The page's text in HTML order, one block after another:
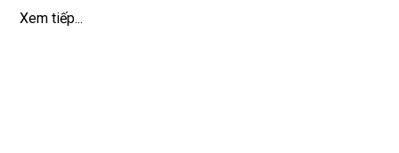
Xem tiếp...